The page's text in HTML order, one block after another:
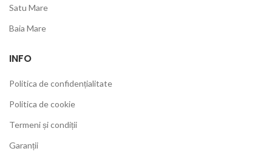
Satu Mare
Baia Mare
INFO
Politica de confidențialitate
Politica de cookie
Termeni și condiții
Garanții